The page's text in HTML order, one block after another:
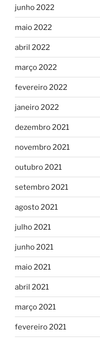
junho 2022
maio 2022
abril 2022
março 2022
fevereiro 2022
janeiro 2022
dezembro 2021
novembro 2021
outubro 2021
setembro 2021
agosto 2021
julho 2021
junho 2021
maio 2021
abril 2021
março 2021
fevereiro 2021